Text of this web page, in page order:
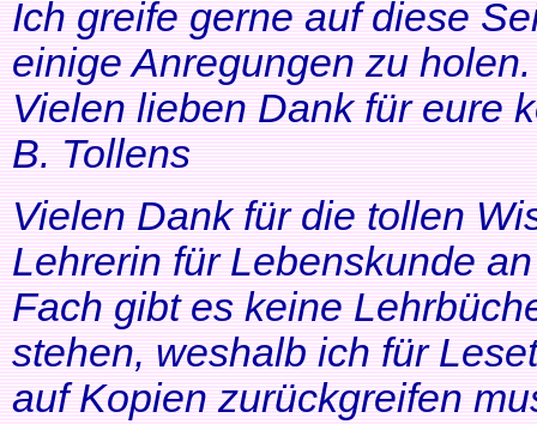
Ich greife gerne auf diese
einige Anregungen zu
Vielen lieben Dank für eure
B. Tollens
Vielen Dank für die tollen
Lehrerin für Lebenskunde
Fach gibt es keine
stehen, weshalb ich für
auf Kopien zurückgreifen